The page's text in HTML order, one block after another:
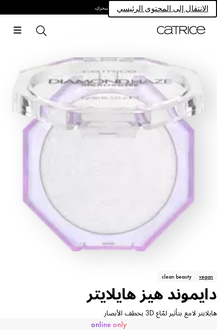
الانتقال إلى المحتوى الرئيسيامتلكي سحركِ.
vegan
clean beauty
دايموند هيز هايلايتر
هايلايتر لامع بتأثير لمّاع 3D يخطف الأبصار
online only